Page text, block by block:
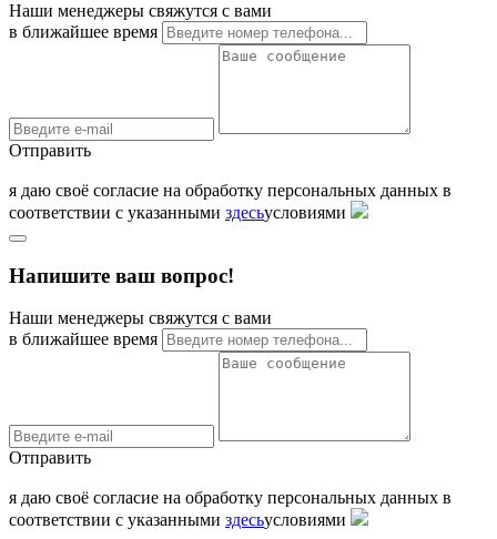
Наши менеджеры свяжутся с вами
в ближайшее время
Отправить
я даю своё согласие на обработку персональных данных в
соответствии с указанными здесьусловиями
Напишите ваш вопрос!
Наши менеджеры свяжутся с вами
в ближайшее время
Отправить
я даю своё согласие на обработку персональных данных в
соответствии с указанными здесьусловиями